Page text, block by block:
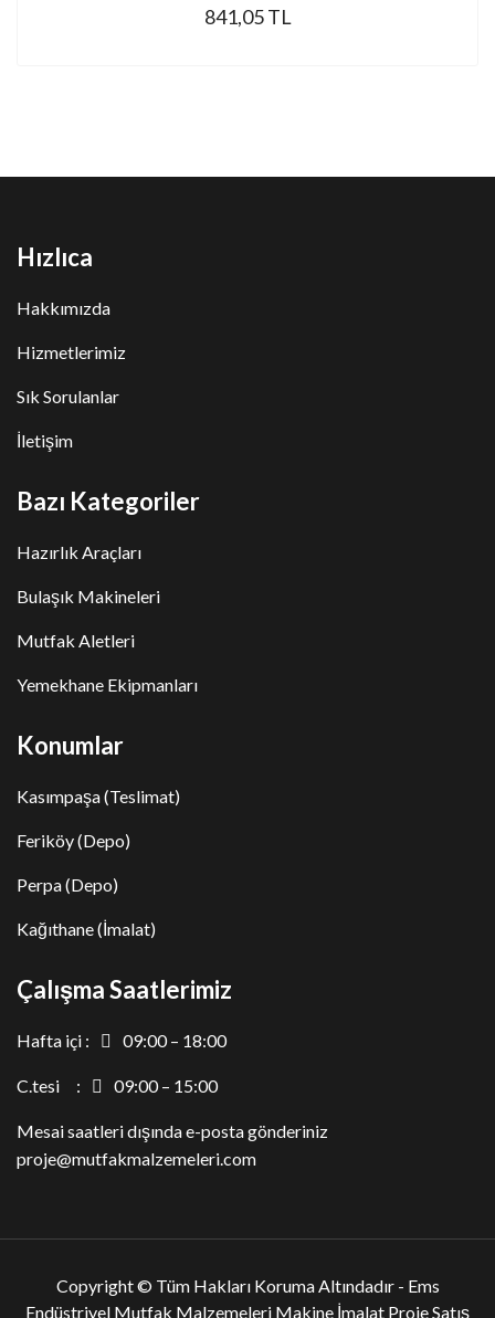
841,05 TL
Hızlıca
Hakkımızda
Hizmetlerimiz
Sık Sorulanlar
İletişim
Bazı Kategoriler
Hazırlık Araçları
Bulaşık Makineleri
Mutfak Aletleri
Yemekhane Ekipmanları
Konumlar
Kasımpaşa (Teslimat)
Feriköy (Depo)
Perpa (Depo)
Kağıthane (İmalat)
Çalışma Saatlerimiz
Hafta içi : 09:00 – 18:00
C.tesi : 09:00 – 15:00
Mesai saatleri dışında e-posta gönderiniz
proje@mutfakmalzemeleri.com
Copyright © Tüm Hakları Koruma Altındadır - Ems
Endüstriyel Mutfak Malzemeleri Makine İmalat Proje Satış